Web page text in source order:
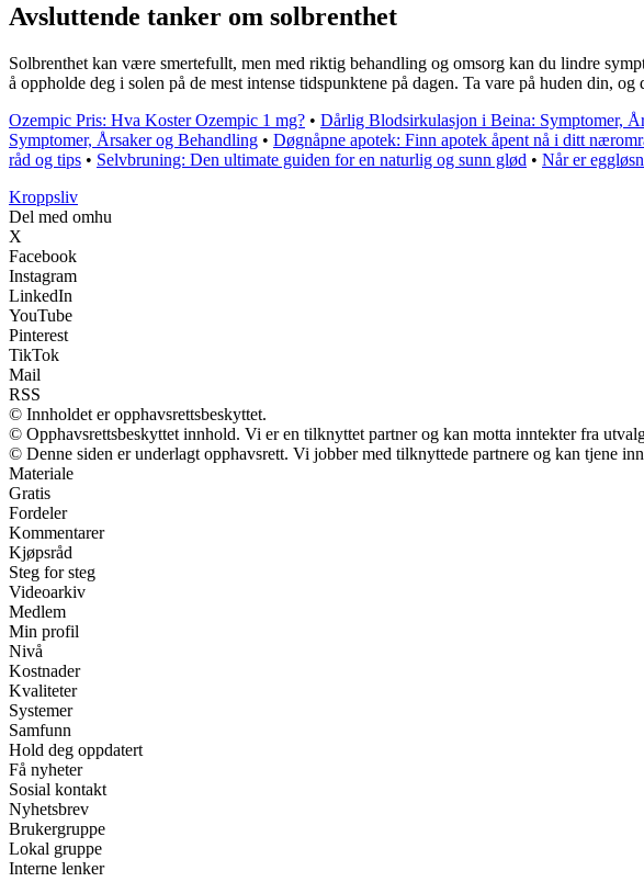
Avsluttende tanker om solbrenthet
Solbrenthet kan være smertefullt, men med riktig behandling og omsorg kan du lindre
å oppholde deg i solen på de mest intense tidspunktene på dagen. Ta vare på huden din, og
Ozempic Pris: Hva Koster Ozempic 1 mg? • Dårlig Blodsirkulasjon i Beina: Symptomer,
Symptomer, Årsaker og Behandling • Døgnåpne apotek: Finn apotek åpent nå i ditt
råd og tips • Selvbruning: Den ultimate guiden for en naturlig og sunn glød • Når er
Kroppsliv
Del med omhu
X
Facebook
Instagram
LinkedIn
YouTube
Pinterest
TikTok
Mail
RSS
© Innholdet er opphavsrettsbeskyttet.
© Opphavsrettsbeskyttet innhold. Vi er en tilknyttet partner og kan motta inntekter fra
© Denne siden er underlagt opphavsrett. Vi jobber med tilknyttede partnere og kan tjene
Materiale
Gratis
Fordeler
Kommentarer
Kjøpsråd
Steg for steg
Videoarkiv
Medlem
Min profil
Nivå
Kostnader
Kvaliteter
Systemer
Samfunn
Hold deg oppdatert
Få nyheter
Sosial kontakt
Nyhetsbrev
Brukergruppe
Lokal gruppe
Interne lenker